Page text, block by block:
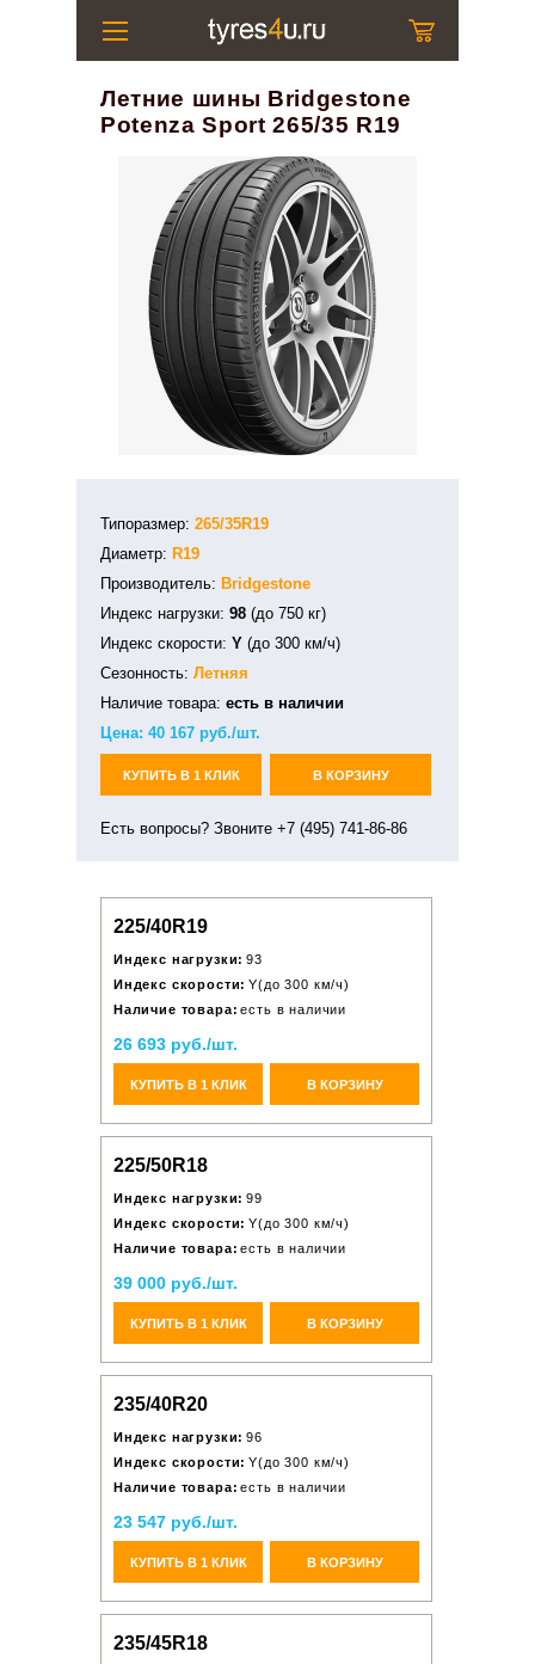
Летние шины Bridgestone
Potenza Sport 265/35 R19
Типоразмер: 265/35R19
Диаметр: R19
Производитель: Bridgestone
Индекс нагрузки: 98 (до 750 кг)
Индекс скорости: Y (до 300 км/ч)
Сезонность: Летняя
Наличие товара: есть в наличии
Цена: 40 167 руб./шт.
КУПИТЬ В 1 КЛИК В КОРЗИНУ
Есть вопросы? Звоните +7 (495) 741-86-86
225/40R19
Индекс нагрузки: 93
Индекс скорости: Y(до 300 км/ч)
Наличие товара: есть в наличии
26 693 руб./шт.
КУПИТЬ В 1 КЛИК В КОРЗИНУ
225/50R18
Индекс нагрузки: 99
Индекс скорости: Y(до 300 км/ч)
Наличие товара: есть в наличии
39 000 руб./шт.
КУПИТЬ В 1 КЛИК В КОРЗИНУ
235/40R20
Индекс нагрузки: 96
Индекс скорости: Y(до 300 км/ч)
Наличие товара: есть в наличии
23 547 руб./шт.
КУПИТЬ В 1 КЛИК В КОРЗИНУ
235/45R18